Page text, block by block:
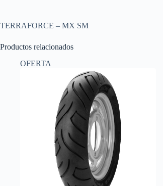
TERRAFORCE – MX SM
Productos relacionados
OFERTA